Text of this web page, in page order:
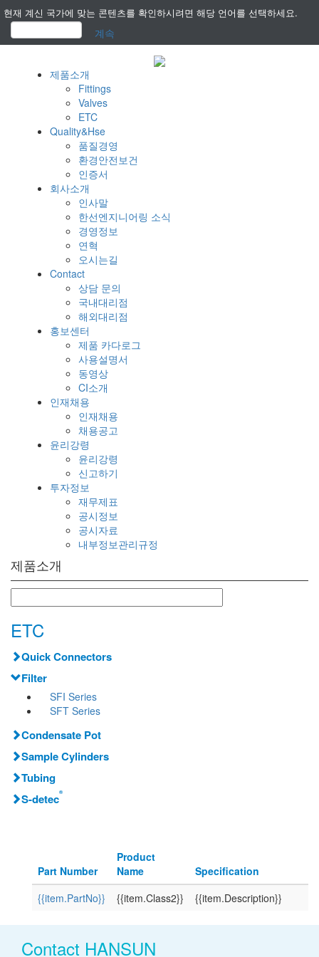
현재 계신 국가에 맞는 콘텐츠를 확인하시려면 해당 언어를 선택하세요.
계속
제품소개
Fittings
Valves
ETC
Quality&Hse
품질경영
환경안전보건
인증서
회사소개
인사말
한선엔지니어링 소식
경영정보
연혁
오시는길
Contact
상담 문의
국내대리점
해외대리점
홍보센터
제품 카다로그
사용설명서
동영상
CI소개
인재채용
인재채용
채용공고
윤리강령
윤리강령
신고하기
투자정보
재무제표
공시정보
공시자료
내부정보관리규정
제품소개
ETC
Quick Connectors
Filter
SFI Series
SFT Series
Condensate Pot
Sample Cylinders
Tubing
S-detec®
Part Number
Product
Name
Specification
{{item.PartNo}}
{{item.Class2}} {{item.Description}}
Contact HANSUN